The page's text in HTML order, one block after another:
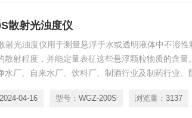
散射光浊度仪
射光浊度仪用于测量悬浮于水或透明液体中不溶性
散射程度，并能定量表征这些悬浮颗粒物质的含量
水厂、自来水厂、饮料厂、制酒行业及制药行业、
2024-04-16 型号： WGZ-200S 浏览量： 3137